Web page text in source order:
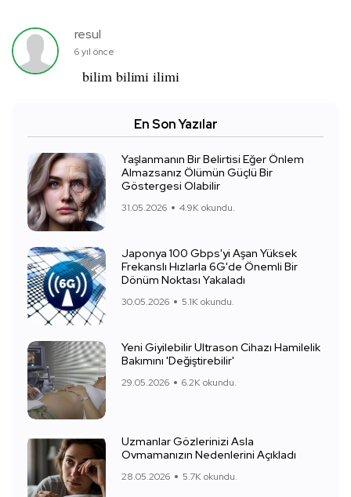
resul
6 yıl önce
bilim bilimi ilimi
En Son Yazılar
Yaşlanmanın Bir Belirtisi Eğer Önlem
Almazsanız Ölümün Güçlü Bir
Göstergesi Olabilir
31.05.2026 4.9K okundu.
Japonya 100 Gbps'yi Aşan Yüksek
Frekanslı Hızlarla 6G'de Önemli Bir
Dönüm Noktası Yakaladı
30.05.2026 5.1K okundu.
Yeni Giyilebilir Ultrason Cihazı Hamilelik
Bakımını 'Değiştirebilir'
29.05.2026 6.2K okundu.
Uzmanlar Gözlerinizi Asla
Ovmamanızın Nedenlerini Açıkladı
28.05.2026 5.7K okundu.